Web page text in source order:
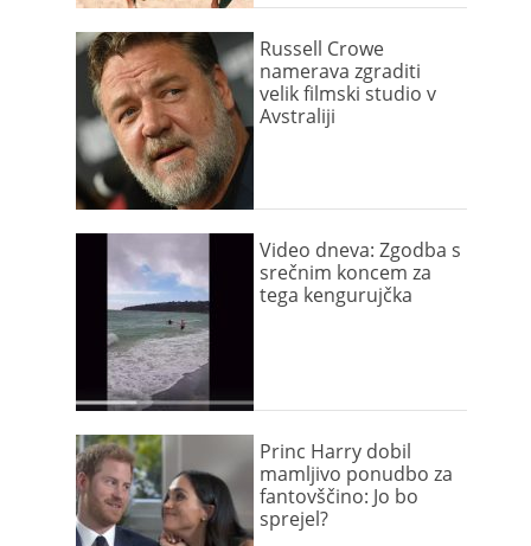
Russell Crowe
namerava zgraditi
velik filmski studio v
Avstraliji
Video dneva: Zgodba s
srečnim koncem za
tega kengurujčka
Princ Harry dobil
mamljivo ponudbo za
fantovščino: Jo bo
sprejel?